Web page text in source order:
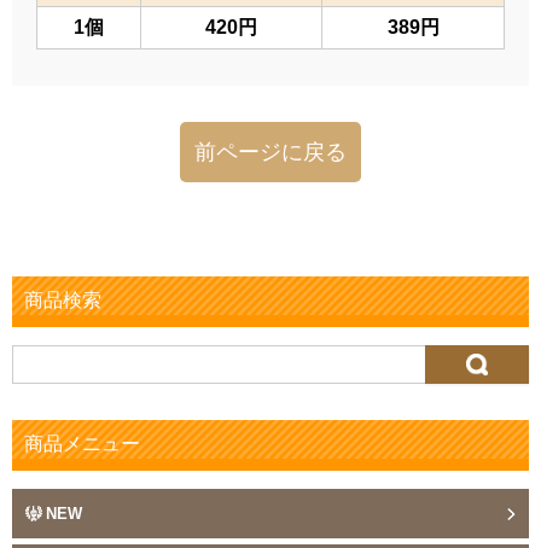
1個 420円 389円
前ページに戻る
商品検索
索:
商品メニュー
NEW